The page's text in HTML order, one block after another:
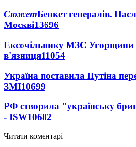
СюжетБенкет генералів.
Москві13696
Ексочільнику МЗС Угорщини
в'язниця11054
Україна поставила Путіна
ЗМІ10699
РФ створила "українську
- ISW10682
Читати коментарі